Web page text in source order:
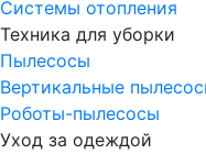
Системы отопления
Техника для уборки
Пылесосы
Вертикальные
Роботы-пылесосы
Уход за одеждой